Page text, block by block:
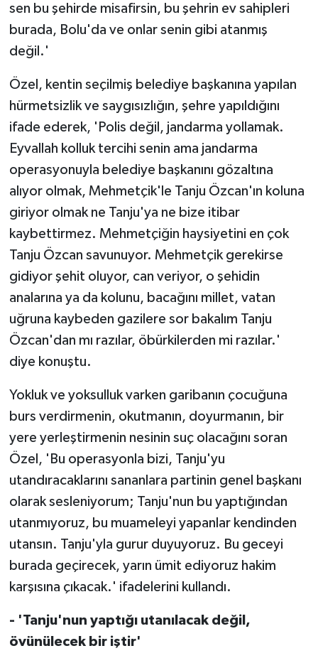
sen bu şehirde misafirsin, bu şehrin ev sahipleri
burada, Bolu'da ve onlar senin gibi atanmış
değil.'
Özel, kentin seçilmiş belediye başkanına yapılan
hürmetsizlik ve saygısızlığın, şehre yapıldığını
ifade ederek, 'Polis değil, jandarma yollamak.
Eyvallah kolluk tercihi senin ama jandarma
operasyonuyla belediye başkanını gözaltına
alıyor olmak, Mehmetçik'le Tanju Özcan'ın koluna
giriyor olmak ne Tanju'ya ne bize itibar
kaybettirmez. Mehmetçiğin haysiyetini en çok
Tanju Özcan savunuyor. Mehmetçik gerekirse
gidiyor şehit oluyor, can veriyor, o şehidin
analarına ya da kolunu, bacağını millet, vatan
uğruna kaybeden gazilere sor bakalım Tanju
Özcan'dan mı razılar, öbürkilerden mi razılar.'
diye konuştu.
Yokluk ve yoksulluk varken garibanın çocuğuna
burs verdirmenin, okutmanın, doyurmanın, bir
yere yerleştirmenin nesinin suç olacağını soran
Özel, 'Bu operasyonla bizi, Tanju'yu
utandıracaklarını sananlara partinin genel başkanı
olarak sesleniyorum; Tanju'nun bu yaptığından
utanmıyoruz, bu muameleyi yapanlar kendinden
utansın. Tanju'yla gurur duyuyoruz. Bu geceyi
burada geçirecek, yarın ümit ediyoruz hakim
karşısına çıkacak.' ifadelerini kullandı.
- 'Tanju'nun yaptığı utanılacak değil,
övünülecek bir iştir'